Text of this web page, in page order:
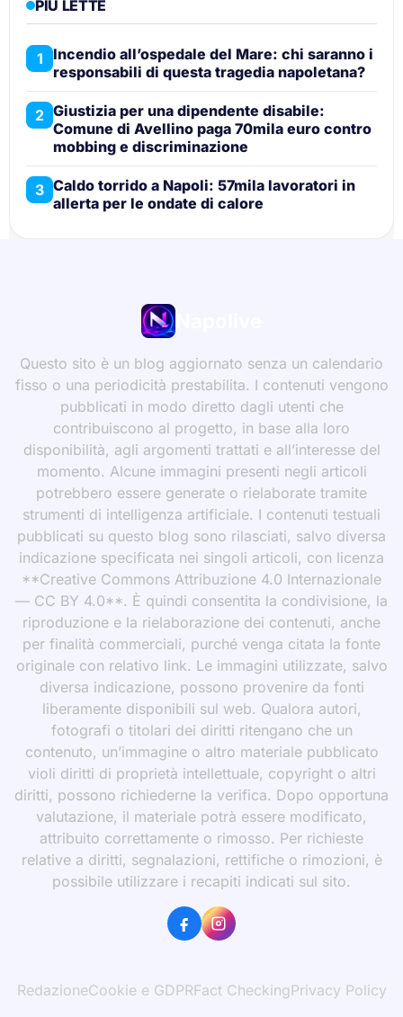
PIÙ LETTE
1
Incendio all’ospedale del Mare: chi saranno i
responsabili di questa tragedia napoletana?
2 Giustizia per una dipendente disabile:
Comune di Avellino paga 70mila euro contro
mobbing e discriminazione
3 Caldo torrido a Napoli: 57mila lavoratori in
allerta per le ondate di calore
Questo sito è un blog aggiornato senza un calendario
fisso o una periodicità prestabilita. I contenuti vengono
pubblicati in modo diretto dagli utenti che
contribuiscono al progetto, in base alla loro
disponibilità, agli argomenti trattati e all’interesse del
momento. Alcune immagini presenti negli articoli
potrebbero essere generate o rielaborate tramite
strumenti di intelligenza artificiale. I contenuti testuali
pubblicati su questo blog sono rilasciati, salvo diversa
indicazione specificata nei singoli articoli, con licenza
**Creative Commons Attribuzione 4.0 Internazionale
— CC BY 4.0**. È quindi consentita la condivisione, la
riproduzione e la rielaborazione dei contenuti, anche
per finalità commerciali, purché venga citata la fonte
originale con relativo link. Le immagini utilizzate, salvo
diversa indicazione, possono provenire da fonti
liberamente disponibili sul web. Qualora autori,
fotografi o titolari dei diritti ritengano che un
contenuto, un’immagine o altro materiale pubblicato
violi diritti di proprietà intellettuale, copyright o altri
diritti, possono richiederne la verifica. Dopo opportuna
valutazione, il materiale potrà essere modificato,
attribuito correttamente o rimosso. Per richieste
relative a diritti, segnalazioni, rettifiche o rimozioni, è
possibile utilizzare i recapiti indicati sul sito.
RedazioneCookie e GDPRFact CheckingPrivacy Policy